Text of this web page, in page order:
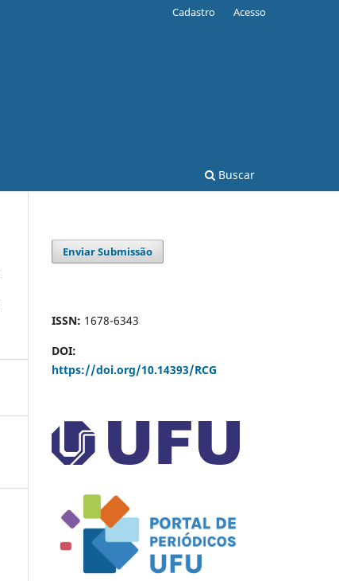
Buscar
Cadastro Acesso
Enviar Submissão
ISSN: 1678-6343
DOI:
https://doi.org/10.14393/RCG